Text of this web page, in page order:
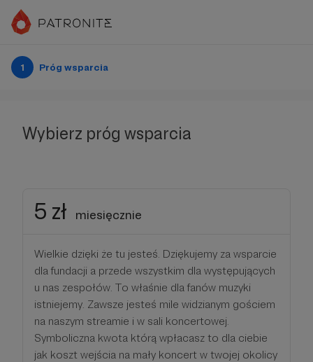
1 Próg wsparcia
Wybierz próg wsparcia
5 zł miesięcznie
Wielkie dzięki że tu jesteś. Dziękujemy za wsparcie
dla fundacji a przede wszystkim dla występujących
u nas zespołów. To właśnie dla fanów muzyki
istniejemy. Zawsze jesteś mile widzianym gościem
na naszym streamie i w sali koncertowej.
Symboliczna kwota którą wpłacasz to dla ciebie
jak koszt wejścia na mały koncert w twojej okolicy